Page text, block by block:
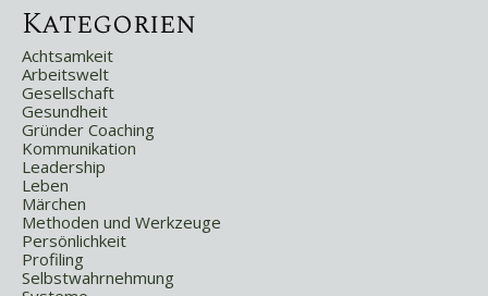
Kategorien
Achtsamkeit
Arbeitswelt
Gesellschaft
Gesundheit
Gründer Coaching
Kommunikation
Leadership
Leben
Märchen
Methoden und Werkzeuge
Persönlichkeit
Profiling
Selbstwahrnehmung